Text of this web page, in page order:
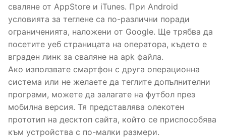
сваляне от AppStore и iTunes. При Android
условията за теглене са по-различни поради
ограниченията, наложени от Google. Ще трябва да
посетите уеб страницата на оператора, където е
вграден линк за сваляне на apk файла.
Ако използвате смартфон с друга операционна
система или не желаете да теглите допълнителни
програми, можете да залагате на футбол през
мобилна версия. Тя представлява олекотен
прототип на десктоп сайта, който се приспособява
към устройства с по-малки размери.